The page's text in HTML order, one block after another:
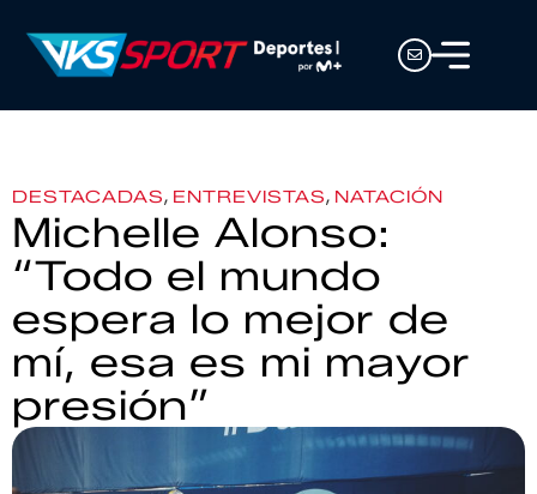
DESTACADAS, ENTREVISTAS, NATACIÓN
Michelle Alonso:
“Todo el mundo
espera lo mejor de
mí, esa es mi mayor
presión”